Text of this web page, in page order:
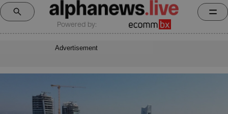
Powered by:
Advertisement